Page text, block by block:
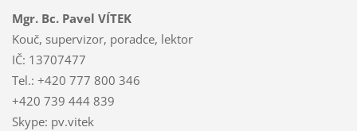
Mgr. Bc. Pavel VÍTEK
Kouč, supervizor, poradce, lektor
IČ: 13707477
Tel.: +420 777 800 346
+420 739 444 839
Skype: pv.vitek